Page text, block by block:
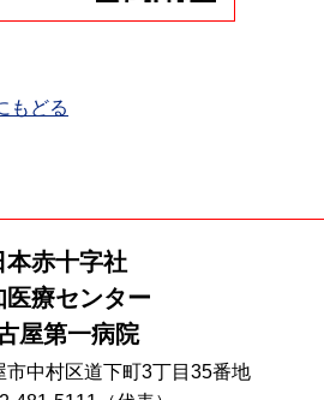
もどる
本赤十字社
医療センター
屋第一病院
市中村区道下町3丁目35番地